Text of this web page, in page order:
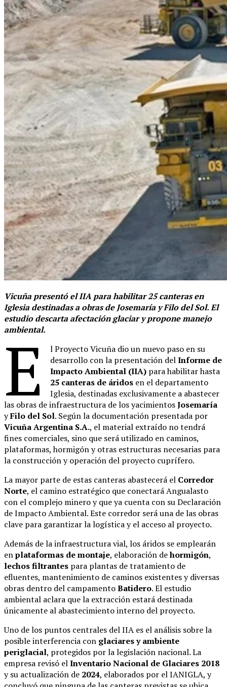
Vicuña presentó el IIA para habilitar 25 canteras en
Iglesia destinadas a obras de Josemaría y Filo del Sol. El
estudio descarta afectación glaciar y propone manejo
ambiental.
E
l Proyecto Vicuña dio un nuevo paso en su
desarrollo con la presentación delInforme de
Impacto Ambiental (IIA) para habilitar hasta
25 canteras de áridos en el departamento
Iglesia, destinadas exclusivamente a abastecer
las obras de infraestructura de los yacimientosJosemaría
yFilo del Sol. Según la documentación presentada por
Vicuña Argentina S.A., el material extraído no tendrá
fines comerciales, sino que será utilizado en caminos,
plataformas, hormigón y otras estructuras necesarias para
la construcción y operación del proyecto cuprífero.
La mayor parte de estas canteras abastecerá el Corredor
Norte, el camino estratégico que conectará Angualasto
con el complejo minero y que ya cuenta con su Declaración
de Impacto Ambiental. Este corredor será una de las obras
clave para garantizar la logística y el acceso al proyecto.
Además de la infraestructura vial, los áridos se emplearán
enplataformas de montaje, elaboración dehormigón,
lechos filtrantes para plantas de tratamiento de
efluentes, mantenimiento de caminos existentes y diversas
obras dentro del campamentoBatidero. El estudio
ambiental aclara que la extracción estará destinada
únicamente al abastecimiento interno del proyecto.
Uno de los puntos centrales del IIA es el análisis sobre la
posible interferencia con glaciares y ambiente
periglacial, protegidos por la legislación nacional. La
empresa revisó elInventario Nacional de Glaciares 2018
y su actualización de 2024, elaborados por el IANIGLA, y